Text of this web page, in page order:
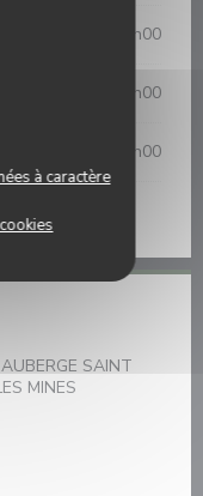
à caractère
11h00 - 23h00
11h00 - 23h00
11h00 - 18h00
SAINT
MINES
((ouvre une nouvelle